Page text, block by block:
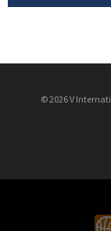
© 2026 V